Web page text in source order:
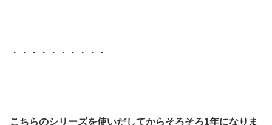
・・・・・・・・・・
こちらのシリーズを使いだしてからそろそろ1年になりま